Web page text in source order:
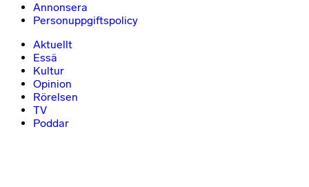
Annonsera
Personuppgiftspolicy
Aktuellt
Essä
Kultur
Opinion
Rörelsen
TV
Poddar